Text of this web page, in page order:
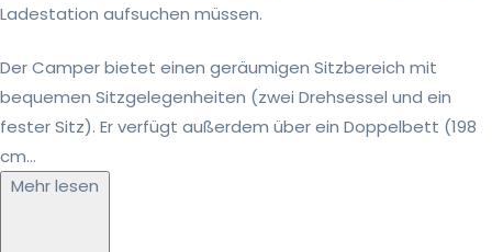
Ladestation aufsuchen müssen.
Der Camper bietet einen geräumigen Sitzbereich mit
bequemen Sitzgelegenheiten (zwei Drehsessel und ein
fester Sitz). Er verfügt außerdem über ein Doppelbett (198
cm...
Mehr lesen